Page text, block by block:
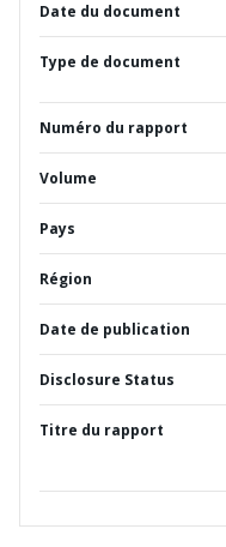
Date du document
Type de document
Numéro du rapport
Volume
Pays
Région
Date de publication
Disclosure Status
Titre du rapport